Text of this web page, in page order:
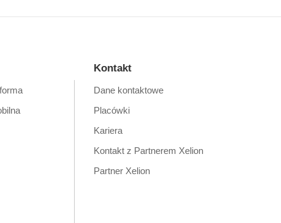
Kontakt
Dane kontaktowe
Placówki
Kariera
Kontakt z Partnerem Xelion
Partner Xelion